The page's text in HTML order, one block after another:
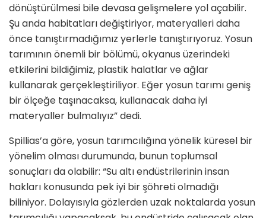
dönüştürülmesi bile devasa gelişmelere yol açabilir.
Şu anda habitatları değiştiriyor, materyalleri daha
önce tanıştırmadığımız yerlerle tanıştırıyoruz. Yosun
tarımının önemli bir bölümü, okyanus üzerindeki
etkilerini bildiğimiz, plastik halatlar ve ağlar
kullanarak gerçekleştiriliyor. Eğer yosun tarımı geniş
bir ölçeğe taşınacaksa, kullanacak daha iyi
materyaller bulmalıyız” dedi.
Spillias’a göre, yosun tarımcılığına yönelik küresel bir
yönelim olması durumunda, bunun toplumsal
sonuçları da olabilir: “Su altı endüstrilerinin insan
hakları konusunda pek iyi bir şöhreti olmadığı
biliniyor. Dolayısıyla gözlerden uzak noktalarda yosun